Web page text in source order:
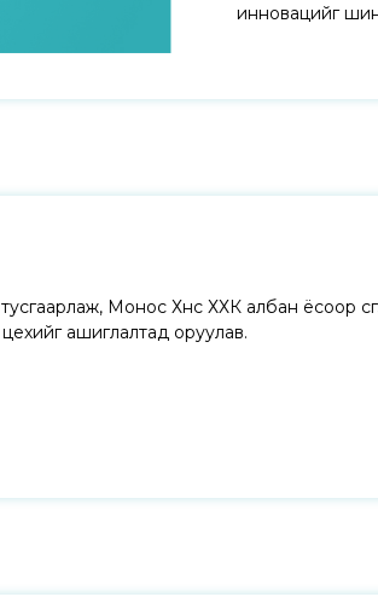
инновацийг
тусгаарлаж, Монос Хүнс ХХК албан ёсоор
цехийг ашиглалтад оруулав.